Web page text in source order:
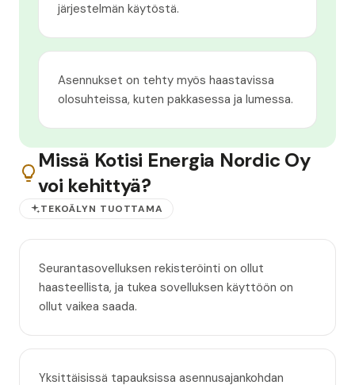
järjestelmän käytöstä.
Asennukset on tehty myös haastavissa
olosuhteissa, kuten pakkasessa ja lumessa.
Missä Kotisi Energia Nordic Oy
voi kehittyä?
TEKOÄLYN TUOTTAMA
Seurantasovelluksen rekisteröinti on ollut
haasteellista, ja tukea sovelluksen käyttöön on
ollut vaikea saada.
Yksittäisissä tapauksissa asennusajankohdan